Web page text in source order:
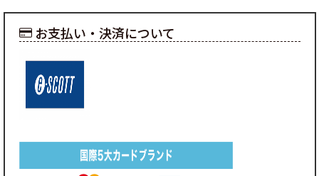
お支払い・決済について